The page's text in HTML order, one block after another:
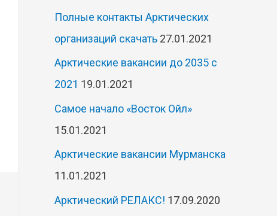
Полные контакты Арктических
организаций скачать 27.01.2021
Арктические вакансии до 2035 с
2021 19.01.2021
Самое начало «Восток Ойл»
15.01.2021
Арктические вакансии Мурманска
11.01.2021
Арктический РЕЛАКС! 17.09.2020